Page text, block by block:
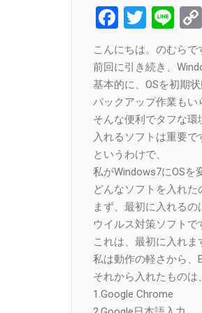
Facebook
Twitter
Line
こんにちは。のむらで
前回に引き続き、
基本的に、OSを初期
バックアップ作業も
そんな便利でタフな環
入れるソフトは重要で
というわけで、
私がWindows7にOSを
どんなソフトを入れた
まず、最初に入れるの
ウイルス対策ソフトで
これは、最初に入れま
私は動作の軽さから、
それから入れたものは
1.Google Chrome